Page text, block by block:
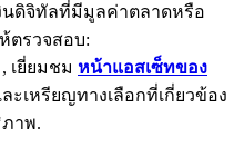
USDT Bonus
นดิจิทัลที่มีมูลค่าตลาดหรือ
ตรวจสอบ:
เยี่ยมชม หน้าแอสเซ็ทของ
ะเหรียญทางเลือกที่เกี่ยวข้อง
าพ.